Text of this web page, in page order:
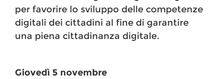
per favorire lo sviluppo delle competenze
digitali dei cittadini al fine di garantire
una piena cittadinanza digitale.
Giovedì 5 novembre